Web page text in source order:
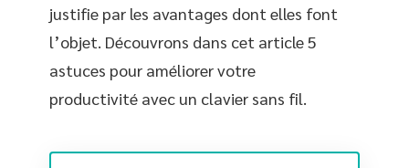
justifie par les avantages dont elles font
l’objet. Découvrons dans cet article 5
astuces pour améliorer votre
productivité avec un clavier sans fil.